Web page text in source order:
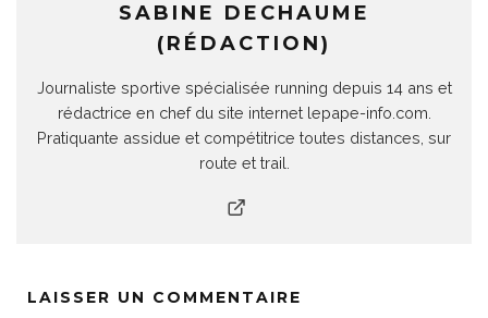
SABINE DECHAUME
(RÉDACTION)
Journaliste sportive spécialisée running depuis 14 ans et
rédactrice en chef du site internet lepape-info.com.
Pratiquante assidue et compétitrice toutes distances, sur
route et trail.
LAISSER UN COMMENTAIRE